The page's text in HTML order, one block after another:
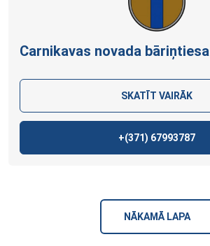
Carnikavas novada bāriņtiesa
SKATĪT VAIRĀK
+(371) 67993787
NĀKAMĀ LAPA